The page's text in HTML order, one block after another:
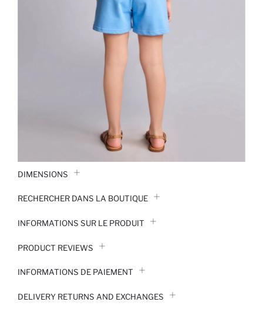
DIMENSIONS
RECHERCHER DANS LA BOUTIQUE
INFORMATIONS SUR LE PRODUIT
PRODUCT REVIEWS
INFORMATIONS DE PAIEMENT
DELIVERY RETURNS AND EXCHANGES